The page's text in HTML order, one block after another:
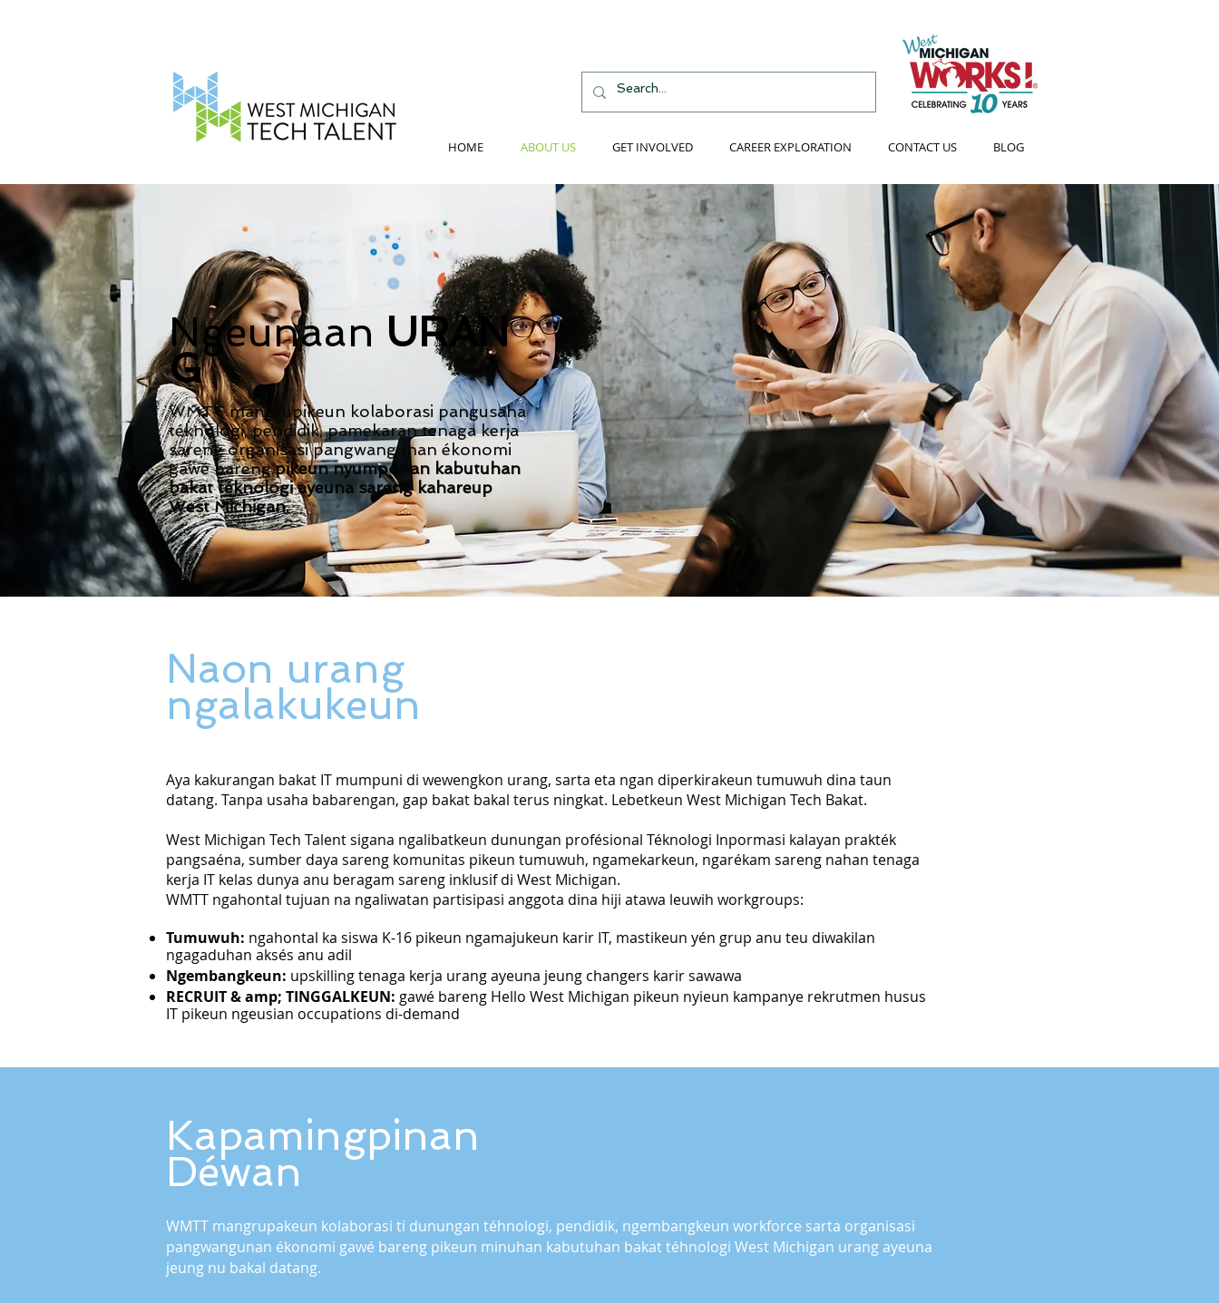
HOME ABOUT US GET INVOLVED CAREER EXPLORATION CONTACT US BLOG
Ngeunaan URAN
G
WMTT mangrupikeun kolaborasi pangusaha
téknologi, pendidik, pamekaran tenaga kerja
sareng organisasi pangwangunan ékonomi
gawé bareng.pikeun nyumponan kabutuhan
bakat téknologi ayeuna sareng kahareup
West Michigan.
Naon urang
ngalakukeun
Aya kakurangan bakat IT mumpuni di wewengkon urang, sarta eta ngan diperkirakeun tumuwuh dina taun
datang. Tanpa usaha babarengan, gap bakat bakal terus ningkat. Lebetkeun West Michigan Tech Bakat.
West Michigan Tech Talent sigana ngalibatkeun dunungan profésional Téknologi Inpormasi kalayan prakték
pangsaéna, sumber daya sareng komunitas pikeun tumuwuh, ngamekarkeun, ngarékam sareng nahan tenaga
kerja IT kelas dunya anu beragam sareng inklusif di West Michigan.
WMTT ngahontal tujuan na ngaliwatan partisipasi anggota dina hiji atawa leuwih workgroups:
Tumuwuh: ngahontal ka siswa K-16 pikeun ngamajukeun karir IT, mastikeun yén grup anu teu diwakilan
ngagaduhan aksés anu adil
Ngembangkeun: upskilling tenaga kerja urang ayeuna jeung changers karir sawawa
RECRUIT & amp; TINGGALKEUN: gawé bareng Hello West Michigan pikeun nyieun kampanye rekrutmen husus
IT pikeun ngeusian occupations di-demand
Kapamingpinan
Déwan
WMTT mangrupakeun kolaborasi ti dunungan téhnologi, pendidik, ngembangkeun workforce sarta organisasi
pangwangunan ékonomi gawé bareng pikeun minuhan kabutuhan bakat téhnologi West Michigan urang ayeuna
jeung nu bakal datang.